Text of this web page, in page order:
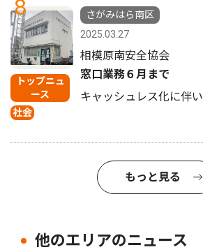
8
トップニュ
ース
社会
さがみはら南区
2025.03.27
相模原南安全協会
窓口業務６月まで
キャッシュレス化に伴い
もっと見る
他のエリアのニュース